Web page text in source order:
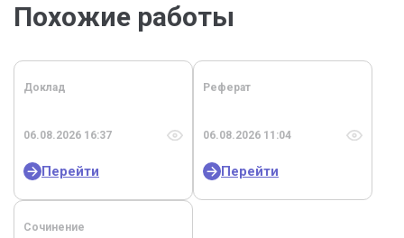
Похожие работы
Доклад
06.08.2026 16:37
Перейти
Реферат
06.08.2026 11:04
Перейти
Сочинение